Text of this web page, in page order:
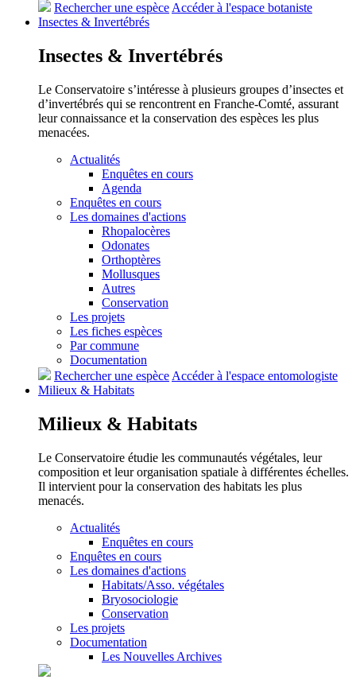
Rechercher une espèceAccéder à l'espace botaniste
Insectes & Invertébrés
Insectes & Invertébrés
Le Conservatoire s’intéresse à plusieurs groupes d’insectes et
d’invertébrés qui se rencontrent en Franche-Comté, assurant
leur connaissance et la conservation des espèces les plus
menacées.
Actualités
Enquêtes en cours
Agenda
Enquêtes en cours
Les domaines d'actions
Rhopalocères
Odonates
Orthoptères
Mollusques
Autres
Conservation
Les projets
Les fiches espèces
Par commune
Documentation
Rechercher une espèce Accéder à l'espace entomologiste
Milieux & Habitats
Milieux & Habitats
Le Conservatoire étudie les communautés végétales, leur
composition et leur organisation spatiale à différentes échelles.
Il intervient pour la conservation des habitats les plus
menacés.
Actualités
Enquêtes en cours
Enquêtes en cours
Les domaines d'actions
Habitats/Asso. végétales
Bryosociologie
Conservation
Les projets
Documentation
Les Nouvelles Archives